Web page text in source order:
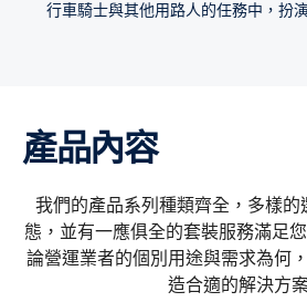
行車騎士與其他用路人的任務中，扮
產品內容
我們的產品系列種類齊全，多樣的
態，並有一應俱全的套裝服務滿足
論營運業者的個別用途與需求為何
造合適的解決方